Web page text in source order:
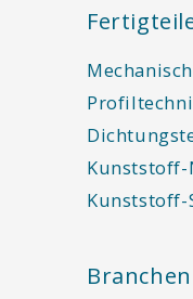
Kunststoff-
Branchen